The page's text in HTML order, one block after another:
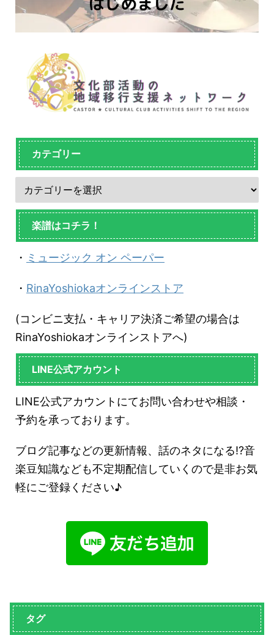
カテゴリー
楽譜はコチラ！
・ ミュージック オン ペーパー
・ RinaYoshiokaオンラインストア
(コンビニ支払・キャリア決済ご希望の場合は
RinaYoshiokaオンラインストアへ)
LINE公式アカウント
LINE公式アカウントにてお問い合わせや相談・
予約を承っております。
ブログ記事などの更新情報、話のネタになる!?音
楽豆知識なども不定期配信していくので是非お気
軽にご登録ください♪
タグ